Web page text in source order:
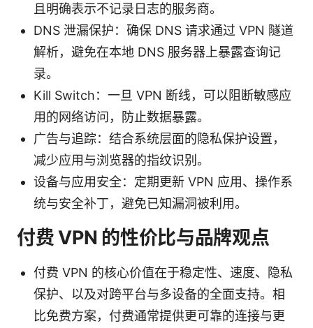
且明确表示不记录日志的服务商。
DNS 泄漏保护：确保 DNS 请求通过 VPN 隧道
解析，避免在本地 DNS 服务器上暴露查询记
录。
Kill Switch：一旦 VPN 断线，可以阻断敏感应
用的网络访问，防止数据暴露。
广告与追踪：结合系统层面的隐私保护设置，
减少应用与浏览器的指纹识别。
设备与应用安全：定期更新 VPN 应用、操作系
统与安全补丁，避免已知漏洞被利用。
付费 VPN 的性价比与品牌观点
付费 VPN 的核心价值在于稳定性、速度、隐私
保护、以及对跨平台与多设备的全面支持。相
比免费方案，付费通常提供更可靠的连接与更